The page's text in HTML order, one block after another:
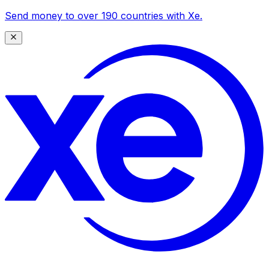
Send money to over 190 countries with Xe.